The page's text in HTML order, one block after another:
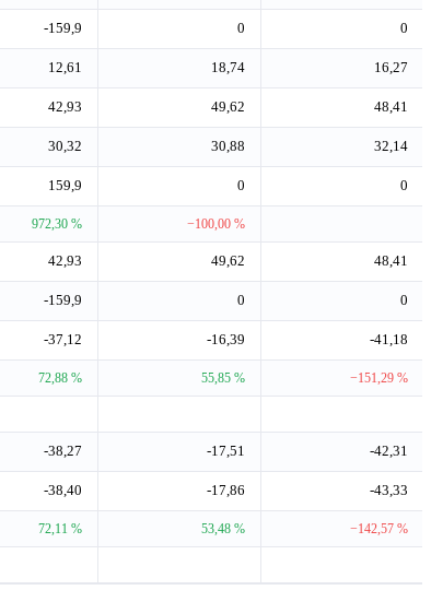
-159,9 0 0
12,61 18,74 16,27
42,93 49,62 48,41
30,32 30,88 32,14
159,9 0 0
972,30 % −100,00 %
42,93 49,62 48,41
-159,9 0 0
-37,12 -16,39 -41,18
72,88 % 55,85 % −151,29 %
-38,27 -17,51 -42,31
-38,40 -17,86 -43,33
72,11 % 53,48 % −142,57 %